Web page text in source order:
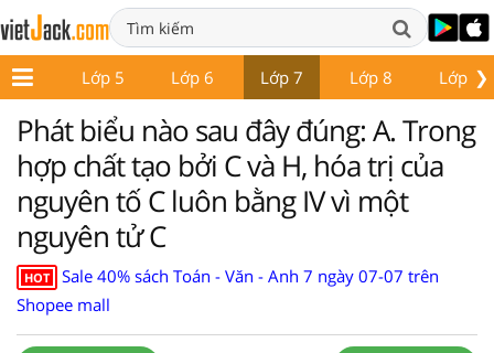
❯
4 Lớp 5 Lớp 6 Lớp 7 Lớp 8 Lớp 9
Phát biểu nào sau đây đúng: A. Trong
hợp chất tạo bởi C và H, hóa trị của
nguyên tố C luôn bằng IV vì một
nguyên tử C
HOT
Sale 40% sách Toán - Văn - Anh 7 ngày 07-07 trên
Shopee mall